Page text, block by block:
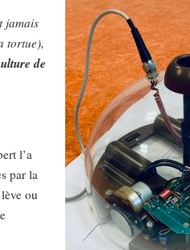
jamais
tortue),
de
l’a
par la
ou